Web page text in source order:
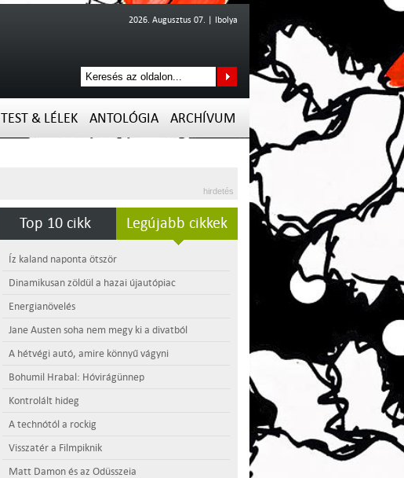
2026. Augusztus 07. | Ibolya
TEST & LÉLEK ANTOLÓGIA ARCHÍVUM
hirdetés
Top 10 cikk Legújabb cikkek
Íz kaland naponta ötször
Dinamikusan zöldül a hazai újautópiac
Energianövelés
Jane Austen soha nem megy ki a divatból
A hétvégi autó, amire könnyű vágyni
Bohumil Hrabal: Hóvirágünnep
Kontrolált hideg
A technótól a rockig
Visszatér a Filmpiknik
Matt Damon és az Odüsszeia